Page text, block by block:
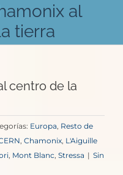
al
tierra
centro de la
Europa Resto de
Chamonix L'Aiguille
, Mont Blanc Stressa | Sin